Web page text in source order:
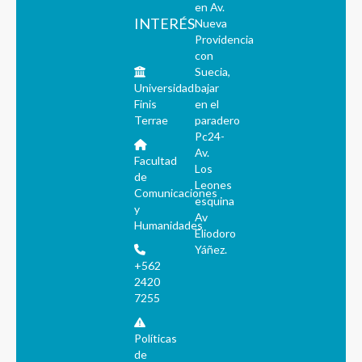
INTERÉS
Universidad
Finis
Terrae
Facultad
de
Comunicaciones
y
Humanidades
+562
2420
7255
Políticas
de
en Av.
Nueva
Providencia
con
Suecia,
bajar
en el
paradero
Pc24-
Av.
Los
Leones
esquina
Av
Eliodoro
Yáñez.